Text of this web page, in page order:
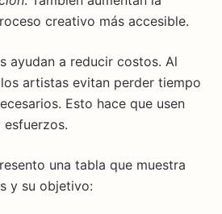
creativo más accesible.
ayudan a reducir costos. Al
artistas evitan perder tiempo
Esto hace que usen
una tabla que muestra
y su objetivo: